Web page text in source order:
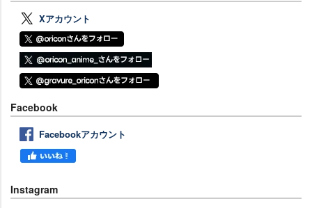
Xアカウント
Facebook
Facebookアカウント
Instagram